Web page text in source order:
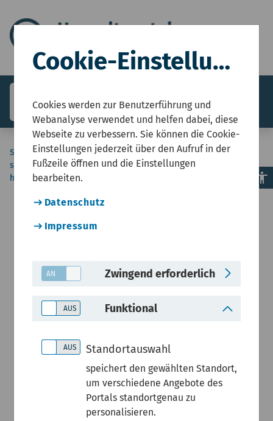
search menuMenü
Sie
sind
hier:
Start
Umweltzustandsbericht NRW
Boden und Wasser
Wasserwirtschaft
Der Zustand unserer Fließgewässer und des
Grundwassers
Der
Zustand
unserer
Fließgewäs
Cookie-Einstellungen
Cookies werden zur Benutzerführung und
Webanalyse verwendet und helfen dabei, diese
Webseite zu verbessern. Sie können die Cookie-
Einstellungen jederzeit über den Aufruf in der
Fußzeile öffnen und die Einstellungen
bearbeiten.
Datenschutz
Impressum
Zwingend erforderlich
Funktional
Standortauswahl
speichert den gewählten Standort,
um verschiedene Angebote des
Portals standortgenau zu
personalisieren.
accessibility